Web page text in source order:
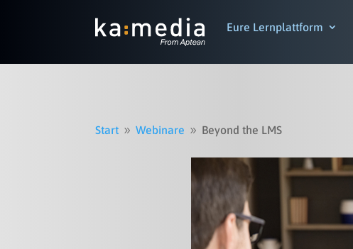
Eure Lernplattform
Start 9 Webinare 9 Beyond the LMS